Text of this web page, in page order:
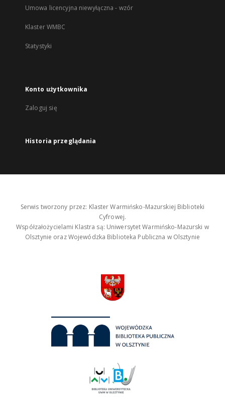
Umowa licencyjna niewyłączna - wzór
Klaster WMBC
Statystyki
Konto użytkownika
Zaloguj się
Historia przeglądania
Serwis tworzony przez: Klaster Warmińsko-Mazurskiej Biblioteki
Cyfrowej.
Współzałożycielami Klastra są: Uniwersytet Warmińsko-Mazurski w
Olsztynie oraz Wojewódzka Biblioteka Publiczna w Olsztynie